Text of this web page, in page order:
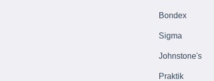
Bondex
Sigma
Johnstone's
Praktik